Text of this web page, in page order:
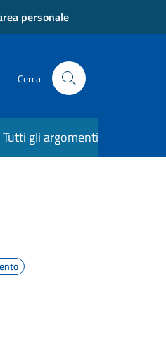
personale
Cerca
Tutti gli argomenti